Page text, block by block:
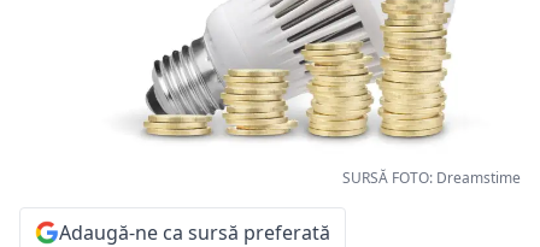
SURSĂ FOTO: Dreamstime
Adaugă-ne ca sursă preferată